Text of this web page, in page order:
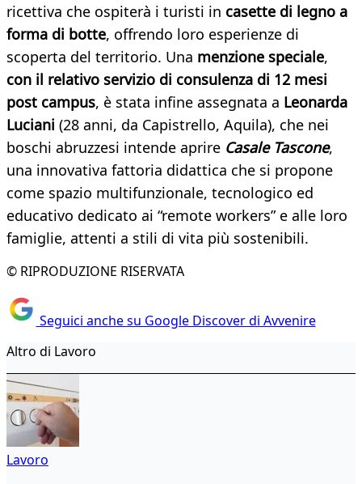
ricettiva che ospiterà i turisti in casette di legno a
forma di botte, offrendo loro esperienze di
scoperta del territorio. Una menzione speciale,
con il relativo servizio di consulenza di 12 mesi
post campus, è stata infine assegnata a Leonarda
Luciani (28 anni, da Capistrello, Aquila), che nei
boschi abruzzesi intende aprire Casale Tascone,
una innovativa fattoria didattica che si propone
come spazio multifunzionale, tecnologico ed
educativo dedicato ai “remote workers” e alle loro
famiglie, attenti a stili di vita più sostenibili.
© RIPRODUZIONE RISERVATA
Seguici anche su Google Discover di Avvenire
Altro di Lavoro
Lavoro